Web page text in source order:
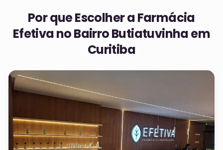
Por que Escolher a Farmácia
Efetiva noBairro Butiatuvinha em
Curitiba